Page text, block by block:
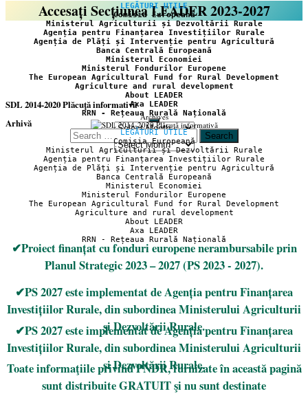
Accesați Secțiunea LEADER 2023-2027
LEGĂTURI UTILE
Comisia Europeană
Ministerul Agriculturii și Dezvoltării Rurale
Agenția pentru Finanțarea Investițiilor Rurale
Agenția de Plăți și Intervenție pentru Agricultură
Banca Centrală Europeană
Ministerul Economiei
Ministerul Fondurilor Europene
The European Agricultural Fund for Rural Development
Agriculture and rural development
About LEADER
Axa LEADER
RRN - Rețeaua Rurală Națională
Archives
SDL 2014-2020 Plăcuță informativă
Arhivă
Arhivă
Search
for:
LEGĂTURI UTILE
Comisia Europeană
Ministerul Agriculturii și Dezvoltării Rurale
Agenția pentru Finanțarea Investițiilor Rurale
Agenția de Plăți și Intervenție pentru Agricultură
Banca Centrală Europeană
Ministerul Economiei
Ministerul Fondurilor Europene
The European Agricultural Fund for Rural Development
Agriculture and rural development
About LEADER
Axa LEADER
RRN - Rețeaua Rurală Națională
✔Proiect finanțat cu fonduri europene nerambursabile prin
Planul Strategic 2023 – 2027 (PS 2023 - 2027).
✔PS 2027 este implementat de Agenția pentru Finanțarea
Investițiilor Rurale, din subordinea Ministerului Agriculturii
și Dezvoltării Rurale.
✔PS 2027 este implementat de Agenția pentru Finanțarea
Investițiilor Rurale, din subordinea Ministerului Agriculturii
și Dezvoltării Rurale.
Toate informaţiile privind PNDR, furnizate în această pagină
sunt distribuite GRATUIT şi nu sunt destinate